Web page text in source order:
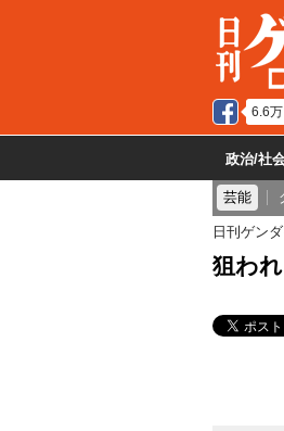
6.6万
政治/社
芸能
日刊ゲン
狙わ